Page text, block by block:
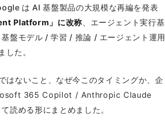
は AI 基盤製品の大規模な再編を発表
Platform」に改称、エージェント実行基
基盤モデル / 学習 / 推論 / エージェント運用
した。
はないこと、なぜ今このタイミングか、企
365 Copilot / Anthropic Claude
読める形にまとめました。